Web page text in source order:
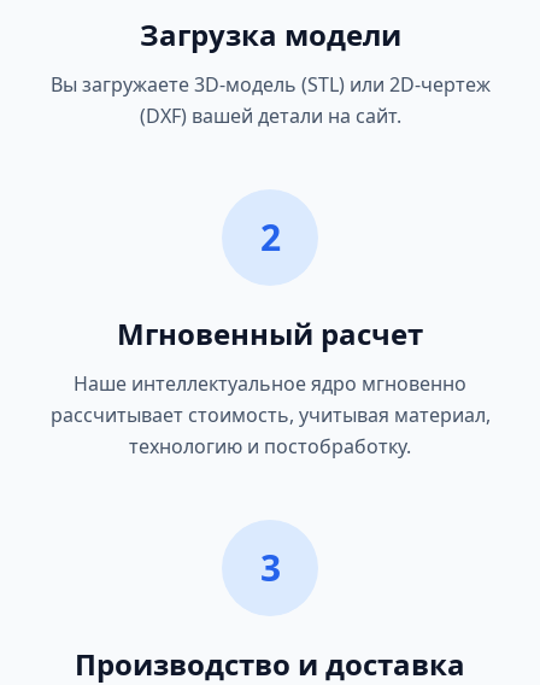
Загрузка модели
Вы загружаете 3D-модель (STL) или 2D-чертеж
(DXF) вашей детали на сайт.
2
Мгновенный расчет
Наше интеллектуальное ядро мгновенно
рассчитывает стоимость, учитывая материал,
технологию и постобработку.
3
Производство и доставка